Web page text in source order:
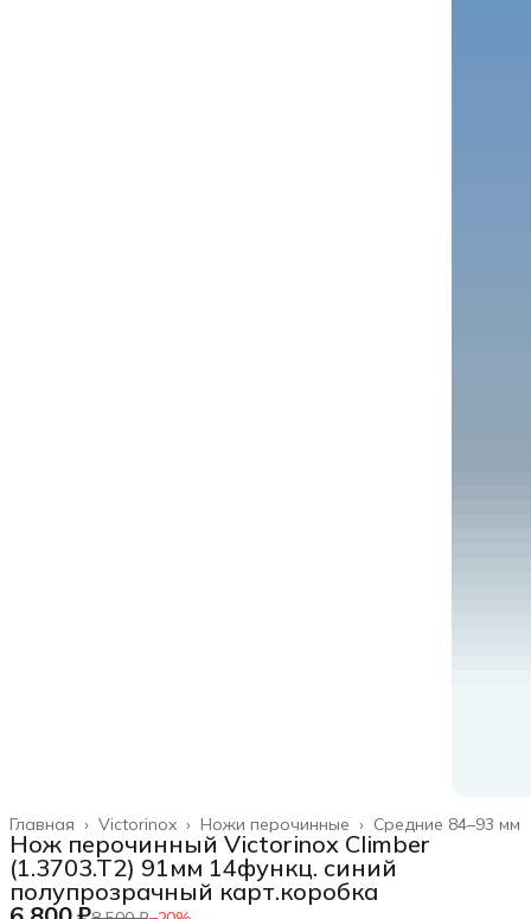
Средние 84–93 мм
Ножи перочинные ›
Victorinox ›
Главная ›
Нож перочинный Victorinox Climber
(1.3703.T2) 91мм 14функц. синий
полупрозрачный карт.коробка